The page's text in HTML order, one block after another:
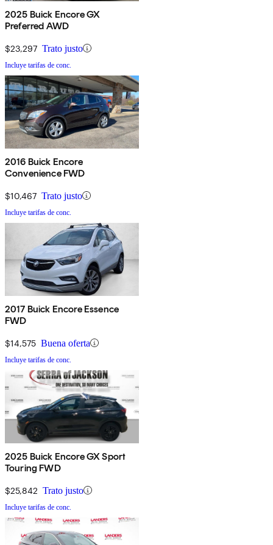
2025 Buick Encore GX
Preferred AWD
$23,297 Trato justo
Incluye tarifas de conc.
2016 Buick Encore
Convenience FWD
$10,467 Trato justo
Incluye tarifas de conc.
2017 Buick Encore Essence
FWD
$14,575 Buena oferta
Incluye tarifas de conc.
2025 Buick Encore GX Sport
Touring FWD
$25,842 Trato justo
Incluye tarifas de conc.